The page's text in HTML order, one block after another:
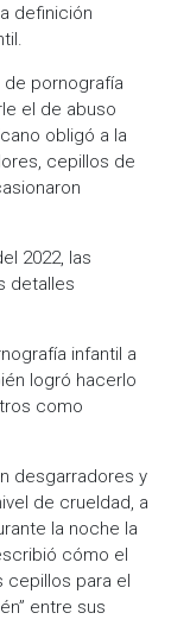
definición
pornografía
el de abuso
obligó a la
cepillos de
2022, las
detalles
infantil a
logró hacerlo
como
desgarradores y
de crueldad, a
la noche la
cómo el
cepillos para el
entre sus